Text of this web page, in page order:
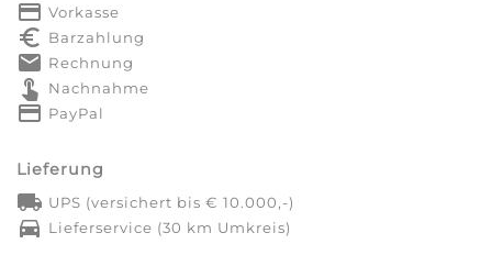
payment Vorkasse
euro_symbol Barzahlung
markunread Rechnung
touch_app Nachnahme
credit_card PayPal
Lieferung
local_shipping UPS (versichert bis € 10.000,-)
directions_car Lieferservice (30 km Umkreis)